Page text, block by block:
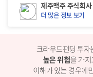
크라우드펀딩 투
높은 위험을 가
이해가 있는 경우에
제주맥주 주식회사
더 많은 정보 보기